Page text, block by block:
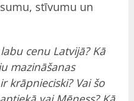
stīvumu un
cenu Latvijā? Kā
mazināšanas
krāpnieciski? Vai šo